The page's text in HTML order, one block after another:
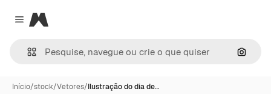
Close menu
Magnific
Início/stock/Vetores/Ilustração do dia de…